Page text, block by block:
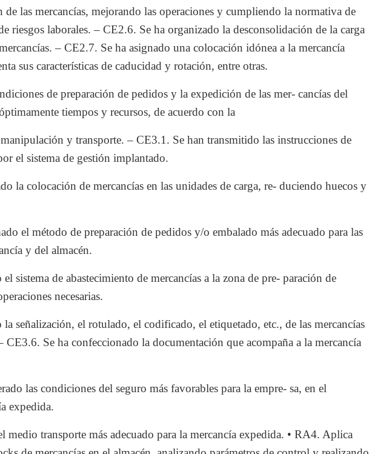
las mercancías, mejorando las operaciones y cumpliendo la normativa de
riesgos laborales. – CE2.6. Se ha organizado la desconsolidación de la carga
– CE2.7. Se ha asignado una colocación idónea a la mercancía
sus características de caducidad y rotación, entre otras.
de preparación de pedidos y la expedición de las mer- cancías del
tiempos y recursos, de acuerdo con la
y transporte. – CE3.1. Se han transmitido las instrucciones de
el sistema de gestión implantado.
la colocación de mercancías en las unidades de carga, re- duciendo huecos y
el método de preparación de pedidos y/o embalado más adecuado para las
y del almacén.
sistema de abastecimiento de mercancías a la zona de pre- paración de
necesarias.
señalización, el rotulado, el codificado, el etiquetado, etc., de las mercancías
CE3.6. Se ha confeccionado la documentación que acompaña a la mercancía
las condiciones del seguro más favorables para la empre- sa, en el
expedida.
medio transporte más adecuado para la mercancía expedida. • RA4. Aplica